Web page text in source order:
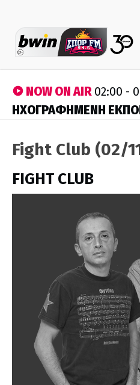
NOW ON AIR02:00 -
ΗΧΟΓΡΑΦΗΜΕΝΗ
Fight Club (02/
FIGHT CLUB